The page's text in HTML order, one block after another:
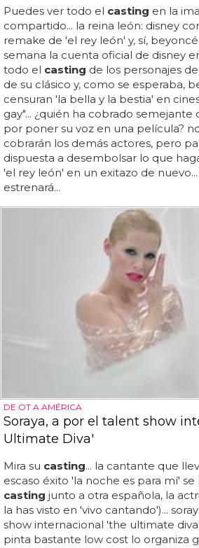
Puedes ver todo el casting en la
compartido... la reina león: disney
remake de 'el rey león' y, sí, beyoncé
semana la cuenta oficial de disney
todo el casting de los personajes
de su clásico y, como se esperaba,
censuran 'la bella y la bestia' en
gay"... ¿quién ha cobrado
por poner su voz en una película?
cobrarán los demás actores, pero
dispuesta a desembolsar lo que
'el rey león' en un exitazo de
estrenará...
DE OT A AMÉRICA
Soraya, a por el talent show
Ultimate Diva'
Mira su casting... la cantante que
escaso éxito 'la noche es para mí'
casting junto a otra española, la
la has visto en 'vivo cantando')...
show internacional 'the ultimate
pinta bastante low cost lo organiza